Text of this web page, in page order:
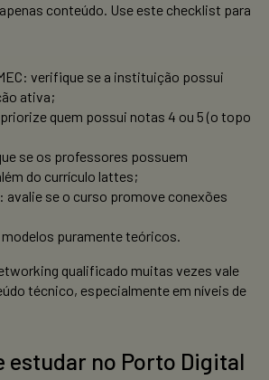
conteúdo. Use este checklist para
verifique se a instituição possui
ativa;
quem possui notas 4 ou 5 (o topo
se os professores possuem
do currículo lattes;
avalie se o curso promove conexões
puramente teóricos.
qualificado muitas vezes vale
técnico, especialmente em níveis de
estudar no Porto Digital